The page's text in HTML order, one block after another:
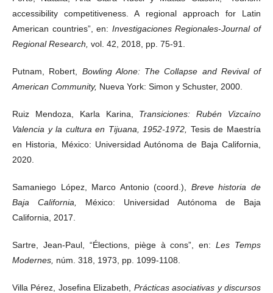
accessibility competitiveness. A regional approach for Latin
American countries”, en: Investigaciones Regionales-Journal of
Regional Research, vol. 42, 2018, pp. 75-91.
Putnam, Robert, Bowling Alone: The Collapse and Revival of
American Community, Nueva York: Simon y Schuster, 2000.
Ruiz Mendoza, Karla Karina, Transiciones: Rubén Vizcaíno
Valencia y la cultura en Tijuana, 1952-1972, Tesis de Maestría
en Historia, México: Universidad Autónoma de Baja California,
2020.
Samaniego López, Marco Antonio (coord.), Breve historia de
Baja California, México: Universidad Autónoma de Baja
California, 2017.
Sartre, Jean-Paul, “Élections, piège à cons”, en:Les Temps
Modernes, núm. 318, 1973, pp. 1099-1108.
Villa Pérez, Josefina Elizabeth, Prácticas asociativas y discursos